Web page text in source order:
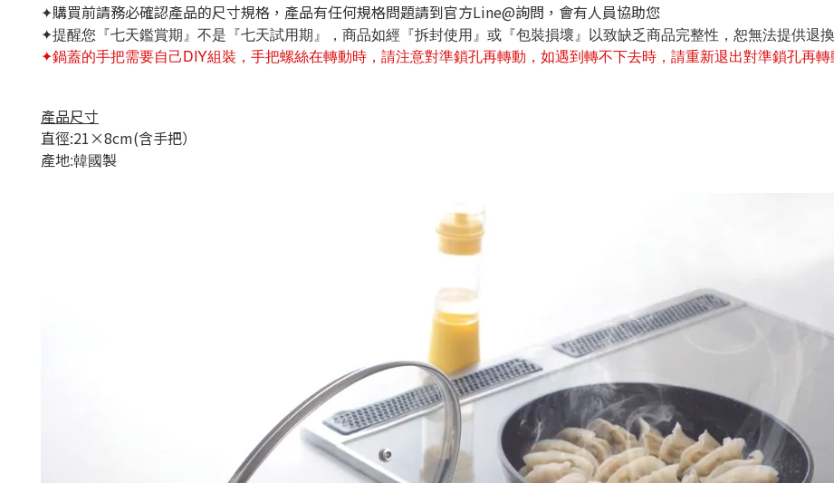
✦購買前請務必確認產品的尺寸規格，產品有任何規格問題請到官方Line@詢問，會有人員協助您
✦提醒您『七天鑑賞期』不是『七天試用期』 ，商品如經『拆封使用』或『包裝損壞』以致缺乏商品完整性 ，恕無法提供退
✦鍋蓋的手把需要自己DIY組裝，手把螺絲在轉動時，請注意對準鎖孔再轉動，如遇到轉不下去時，請重新退出對準鎖孔再
產品尺寸
直徑:21×8cm(含手把）
產地:韓國製